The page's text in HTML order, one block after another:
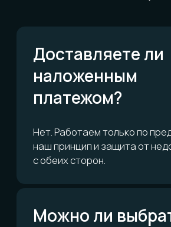
Сколько это всё
стоит?
ОСТАЛИСЬ ВОПРОСЫ?
Telegram